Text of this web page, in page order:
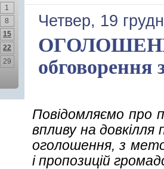
1
8
15
22
29
Четвер, 19
обговорення
Повідомляємо про
впливу на довкілля
оголошення, з
і пропозицій